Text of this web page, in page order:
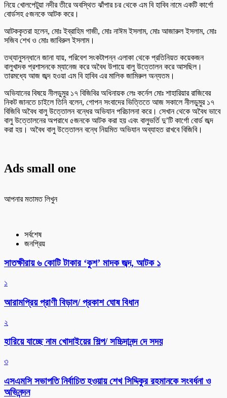
নিয়ে খোলপেটুয়া নদীর তীরে অবস্থিত ঝাঁপার চর থেকে এম বি হাবিব নামে একটি কার্গো
বোর্ডসহ ৫জনকে আটক করে।
আটককৃতরা হলেন, মোঃ ইব্রাহিম গাজী, মোঃ নাঈম ইসলাম, মোঃ আজারুল ইসলাম, মোঃ
সজিব শেখ ও মোঃ জাবিরুল ইসলাম।
তথ্যানুসন্ধানে জানা যায়, পরিবেশ সংকটাপন্ন এলাকা থেকে প্রতিনিয়ত কয়েকজন
বালুখাদক প্রশাসনকে ম্যানেজ করে অবৈধ উপায়ে বালু উত্তোলন করে আসছিল।
তারমধ্যে আজ জব্দ হওয়া এম বি হাবিব এর মালিক জামিরুল অন্যতম।
অভিযানের বিষয়ে নীলডুমুর ১৭ বিজিবির অধিনায়ক লেঃ কর্নেল মোঃ শাহারিয়ার রাজিবের
নিকট জানতে চাইলে তিনি বলেন, গোপন সংবাদের ভিত্তিতে আজ সকালে নীলডুমুর ১৭
বিজিবি অবৈধ বালু উত্তোলন বন্ধের অভিযান পরিচালনা করে। সেখান থেকে অবৈধ ভাবে
বালু উত্তোলনের অপরাধে ৫জনকে আটক করা হয় এবং বালুভর্তি দু’টি কার্গো বোর্ড জব্দ
করা হয়। অবৈধ বালু উত্তোলন বন্ধে নিয়মিত অভিযান অব্যাহত রাখবে বিজিবি।
Ads small one
আপনার মতামত লিখুন
সর্বশেষ
জনপ্রিয়
সাতক্ষীরায় ৬ কোটি টাকার ‘কুশ’ মাদক জব্দ, আটক ১
১
আরামপ্রিয় প্রাণী বিড়াল/ প্রকাশ ঘোষ বিধান
২
হারিয়ে যাচ্ছে নাম খোদাইয়ের শিল্প/ সচ্চিদানন্দ দে সদয়
৩
এসএমসি সভাপতি নির্বাচিত হওয়ায় শেখ সিদ্দিকুর রহমানকে সংবর্ধনা ও
অভিনন্দন